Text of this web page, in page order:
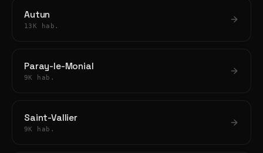
Autun
13K hab.
Paray-le-Monial
9K hab.
Saint-Vallier
9K hab.